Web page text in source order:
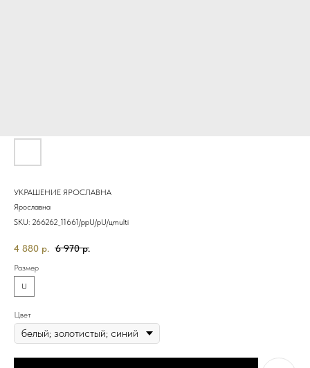
УКРАШЕНИЕ ЯРОСЛАВНА
Ярославна
SKU: 266262_11661/ррU/рU/цmulti
4 880 р. 6 970 р.
Размер
U
Цвет